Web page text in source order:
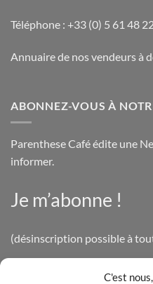
C'est
Téléphone : +33 (0) 5 61 48
Annuaire de nos vendeurs à
ABONNEZ-VOUS À
Parenthese Café édite une
informer.
Je m’abonne !
(désinscription possible à